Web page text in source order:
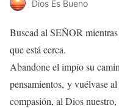
Dios Es Bueno
Buscad al SEÑOR
que está cerca.
Abandone el impío su
pensamientos, y vuélvase
compasión, al Dios